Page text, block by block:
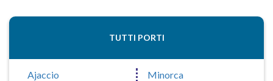
TUTTI PORTI
Ajaccio
Minorca